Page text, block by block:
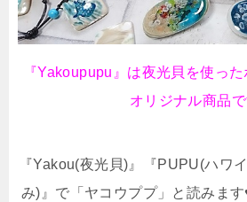
『Yakoupupu』は夜光貝を使っ
オリジナル商品
『Yakou(夜光貝)』『PUPU(ハワ
み)』で「ヤコウププ」と読みます